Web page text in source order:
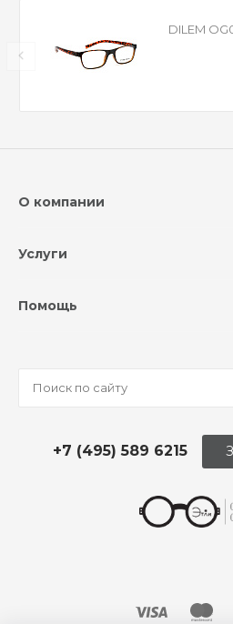
DILEM
О компании
Услуги
Помощь
+7 (495) 589 6215